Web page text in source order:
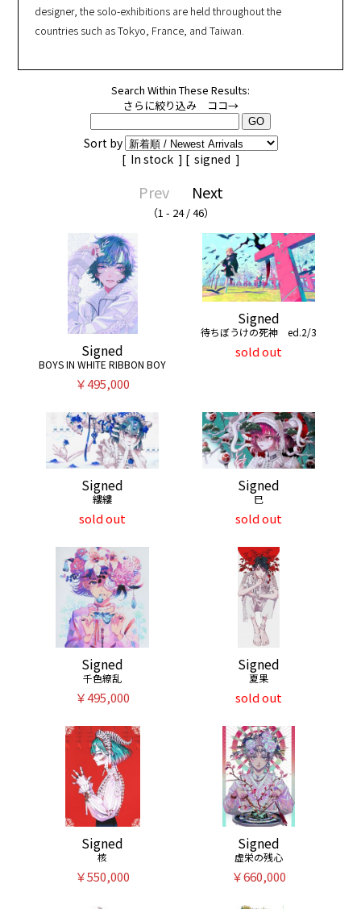
designer, the solo-exhibitions are held throughout the
countries such as Tokyo, France, and Taiwan.
Search Within These Results:
さらに絞り込み ココ→
Sort by
[ In stock] [ signed ]
Prev Next
（1 - 24 / 46）
Signed
BOYS IN WHITE RIBBON BOY
￥495,000
Signed
待ちぼうけの死神 ed.2/3
sold out
Signed
縷縷
sold out
Signed
巳
sold out
Signed
千色繚乱
￥495,000
Signed
夏果
sold out
Signed
核
￥550,000
Signed
虚栄の残心
￥660,000